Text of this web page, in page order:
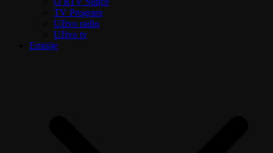
TV Program
Uživo radio
Uživo tv
Emisije